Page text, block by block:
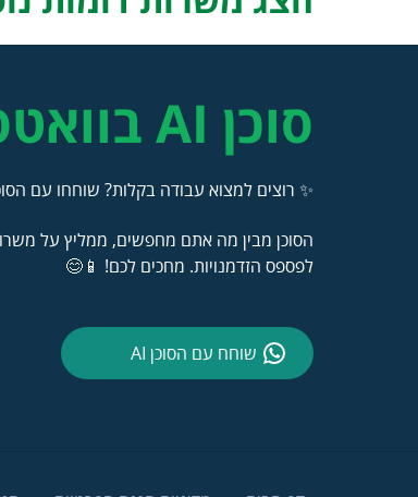
סוכן AI בוואטסאפ
✨ רוצים למצוא עבודה בקלות? שוחחו עם
הסוכן מבין מה אתם מחפשים, ממליץ על
לפספס הזדמנויות. מחכים לכם! 📱😊
שוחח עם הסוכן AI